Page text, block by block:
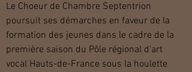
Le Choeur de Chambre Septentrion
poursuit ses démarches en faveur de la
formation des jeunes dans le cadre de la
première saison du Pôle régional d'art
vocal Hauts-de-France sous la houlette